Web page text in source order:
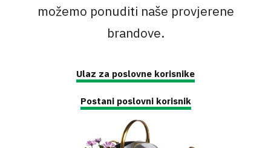
možemo ponuditi naše provjerene
brandove.
Ulaz za poslovne korisnike
Postani poslovni korisnik